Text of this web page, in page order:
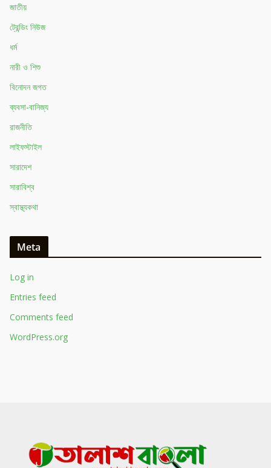
জাতীয়
ট্রেন্ডিং নিউজ
ধর্ম
নারী ও শিশু
বিনোদন জগত
ব্যবসা-বানিজ্য
রাজনীতি
লাইফস্টাইল
সারাদেশ
সারাবিশ্ব
স্বাস্থ্যকথা
Meta
Log in
Entries feed
Comments feed
WordPress.org